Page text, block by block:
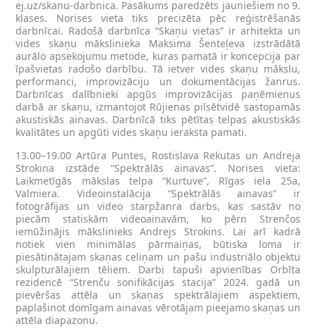
ej.uz/skanu-darbnica. Pasākums paredzēts jauniešiem no 9.
klases. Norises vieta tiks precizēta pēc reģistrēšanās
darbnīcai. Radošā darbnīca “Skaņu vietas” ir arhitekta un
vides skaņu mākslinieka Maksima Šenteļeva izstrādātā
aurālo apsekojumu metode, kuras pamatā ir koncepcija par
īpašvietas radošo darbību. Tā ietver vides skaņu mākslu,
performanci, improvizāciju un dokumentācijas žanrus.
Darbnīcas dalībnieki apgūs improvizācijas paņēmienus
darbā ar skaņu, izmantojot Rūjienas pilsētvidē sastopamās
akustiskās ainavas. Darbnīcā tiks pētītas telpas akustiskās
kvalitātes un apgūti vides skaņu ieraksta pamati.
13.00–19.00 Artūra Puntes, Rostislava Rekutas un Andreja
Strokina izstāde “Spektrālās ainavas”. Norises vieta:
Laikmetīgās mākslas telpa “Kurtuve”, Rīgas iela 25a,
Valmiera. Videoinstalācija “Spektrālās ainavas” ir
fotogrāfijas un video starpžanra darbs, kas sastāv no
piecām statiskām videoainavām, ko pērn Strenčos
iemūžinājis mākslinieks Andrejs Strokins. Lai arī kadrā
notiek vien minimālas pārmaiņas, būtiska loma ir
piesātinātajam skaņas celiņam un pašu industriālo objektu
skulpturālajiem tēliem. Darbi tapuši apvienības Orbīta
rezidencē “Strenču sonifikācijas stacija” 2024. gadā un
pievēršas attēla un skaņas spektrālajiem aspektiem,
paplašinot domīgam ainavas vērotājam pieejamo skaņas un
attēla diapazonu.